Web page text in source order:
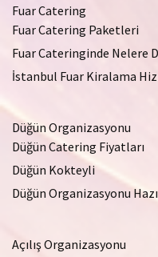
Fuar Catering
Fuar Catering Paketleri
Fuar Cateringinde Nelere
İstanbul Fuar Kiralama
Düğün Organizasyonu
Düğün Catering Fiyatları
Düğün Kokteyli
Düğün Organizasyonu
Açılış Organizasyonu